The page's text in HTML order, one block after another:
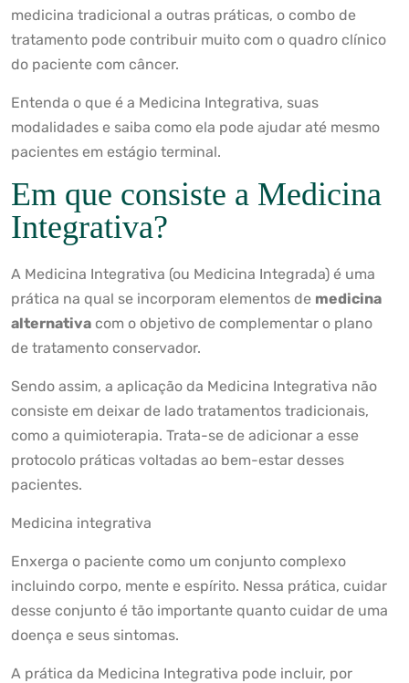
medicina tradicional a outras práticas, o combo de
tratamento pode contribuir muito com o quadro clínico
do paciente com câncer.
Entenda o que é a Medicina Integrativa, suas
modalidades e saiba como ela pode ajudar até mesmo
pacientes em estágio terminal.
Em que consiste a Medicina
Integrativa?
A Medicina Integrativa (ou Medicina Integrada) é uma
prática na qual se incorporam elementos de medicina
alternativa com o objetivo de complementar o plano
de tratamento conservador.
Sendo assim, a aplicação da Medicina Integrativa não
consiste em deixar de lado tratamentos tradicionais,
como a quimioterapia. Trata-se de adicionar a esse
protocolo práticas voltadas ao bem-estar desses
pacientes.
Medicina integrativa
Enxerga o paciente como um conjunto complexo
incluindo corpo, mente e espírito. Nessa prática, cuidar
desse conjunto é tão importante quanto cuidar de uma
doença e seus sintomas.
A prática da Medicina Integrativa pode incluir, por